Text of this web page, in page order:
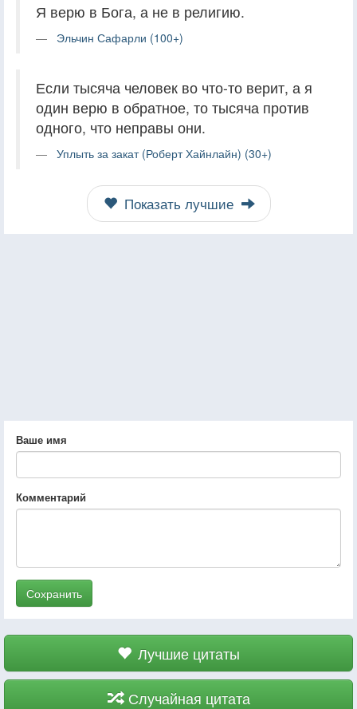
Я верю в Бога, а не в религию.
Эльчин Сафарли (100+)
Если тысяча человек во что-то верит, а я
один верю в обратное, то тысяча против
одного, что неправы они.
Уплыть за закат (Роберт Хайнлайн) (30+)
Показать лучшие
Ваше имя
Комментарий
Сохранить
Лучшие цитаты
Случайная цитата